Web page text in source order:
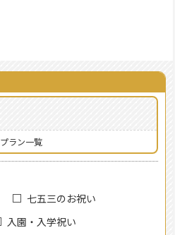
プラン一覧
七五三のお祝い
入園・入学祝い